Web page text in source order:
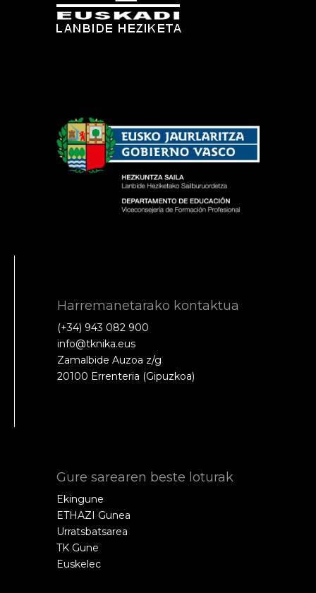
Harremanetarako kontaktua
(+34) 943 082 900
info@tknika.eus
Zamalbide Auzoa z/g
20100 Errenteria (Gipuzkoa)
Gure sarearen beste loturak
Ekingune
ETHAZI Gunea
Urratsbatsarea
TK Gune
Euskelec